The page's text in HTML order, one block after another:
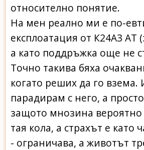
относително понятие.
На мен реално ми е по-
експлоатация от К24А3 АТ
а като поддръжка още не
Точно такива бяха
когато реших да го взема.
парадирам с него, а
защото мнозина вероятно
тая кола, а страхът е като
- ограничава, а животът